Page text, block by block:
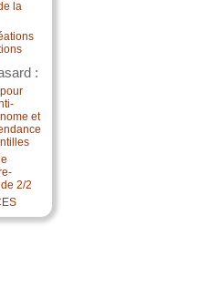
la
:
et
2/2